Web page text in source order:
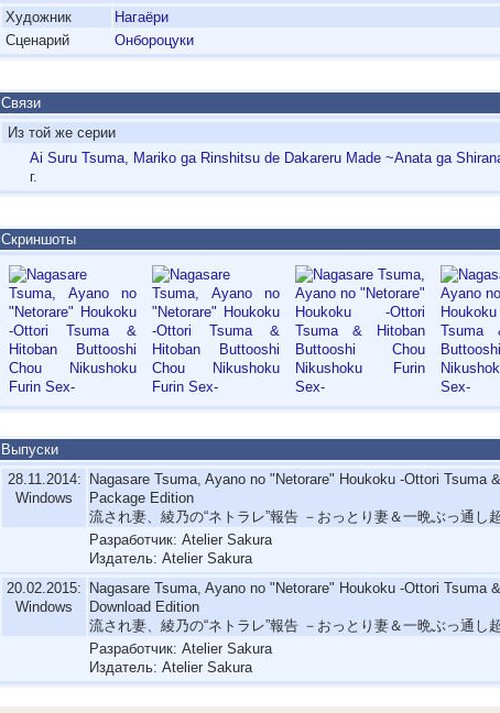
Художник
Нагаёри
Сценарий Онбороцуки
Связи
Из той же серии
Ai Suru Tsuma, Mariko ga Rinshitsu de Dakareru Made ~Anata ga
г.
Скриншоты
Выпуски
28.11.2014:
Windows
Nagasare Tsuma, Ayano no "Netorare" Houkoku -Ottori Tsuma
Package Edition
流され妻、綾乃の“ネトラレ”報告 －おっとり妻＆一晩ぶっ通し
Разработчик: Atelier Sakura
Издатель: Atelier Sakura
20.02.2015:
Windows
Nagasare Tsuma, Ayano no "Netorare" Houkoku -Ottori Tsuma
Download Edition
流され妻、綾乃の“ネトラレ”報告 －おっとり妻＆一晩ぶっ通し
Разработчик: Atelier Sakura
Издатель: Atelier Sakura